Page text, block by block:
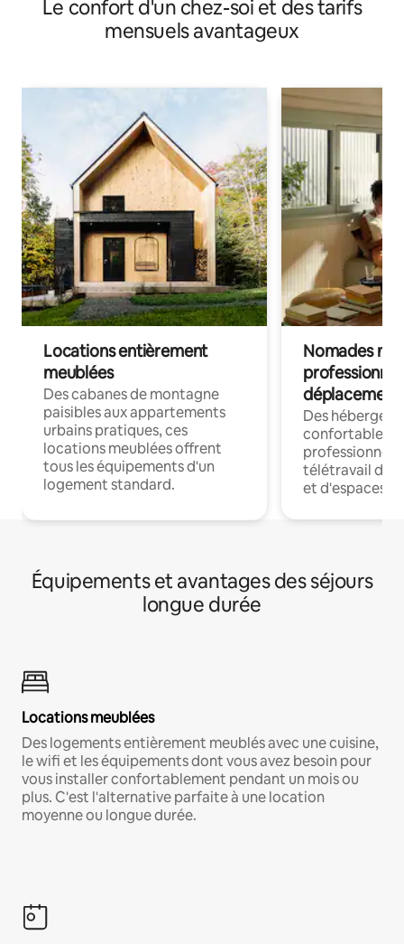
Le confort d'un chez-soi et des tarifs
mensuels avantageux
Locations entièrement
meublées
Des cabanes de montagne
paisibles aux appartements
urbains pratiques, ces
locations meublées offrent
tous les équipements d'un
logement standard.
Nomades
déplacement
Des
confortables
professionnels
télétravail
et d'espaces
Équipements et avantages des séjours
longue durée
Locations meublées
Des logements entièrement meublés avec une cuisine,
le wifi et les équipements dont vous avez besoin pour
vous installer confortablement pendant un mois ou
plus. C'est l'alternative parfaite à une location
moyenne ou longue durée.